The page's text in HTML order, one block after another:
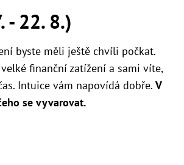
- 22. 8.)
byste měli ještě chvíli počkat.
finanční zatížení a sami víte,
Intuice vám napovídá dobře. V
se vyvarovat.